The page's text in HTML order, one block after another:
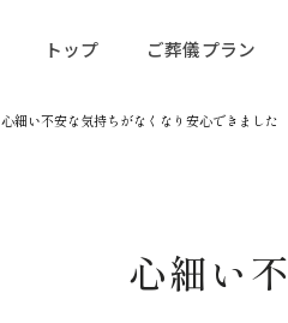
トップ ご葬儀プラン
心細い不安な気持ちがなくなり安心できました
心細い